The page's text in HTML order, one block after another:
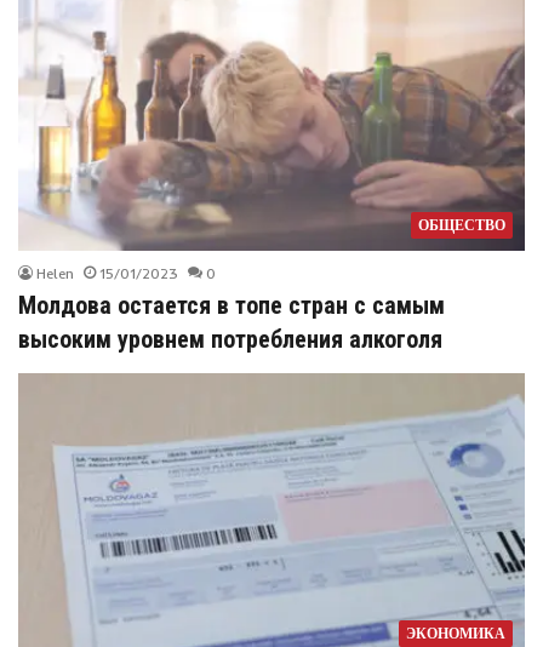
ОБЩЕСТВО
Helen 15/01/2023 0
Молдова остается в топе стран с самым
высоким уровнем потребления алкоголя
ЭКОНОМИКА